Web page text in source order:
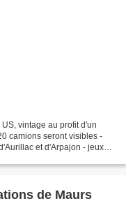
vintage au profit d'un
camions seront visibles -
et d'Arpajon - jeux
de Maurs